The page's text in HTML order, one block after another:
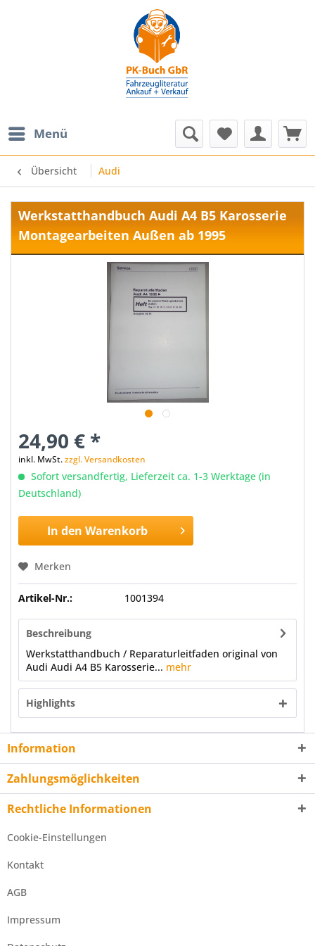
Menü
Übersicht Audi
Werkstatthandbuch Audi A4 B5 Karosserie
Montagearbeiten Außen ab 1995
24,90 € *
inkl. MwSt.zzgl. Versandkosten
Sofort versandfertig, Lieferzeit ca. 1-3 Werktage (in
Deutschland)
In den Warenkorb
Merken
Artikel-Nr.: 1001394
Beschreibung
Werkstatthandbuch / Reparaturleitfaden original von
Audi Audi A4 B5 Karosserie... mehr
Highlights
Information
Zahlungsmöglichkeiten
Rechtliche Informationen
Cookie-Einstellungen
Kontakt
AGB
Impressum